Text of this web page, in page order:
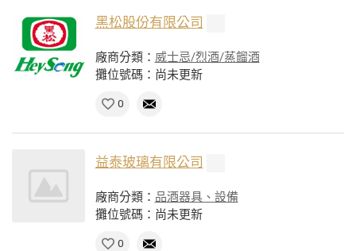
黑松股份有限公司
廠商分類： 威士忌/烈酒/蒸餾酒
攤位號碼：尚未更新
0
益泰玻璃有限公司
廠商分類： 品酒器具、設備
攤位號碼：尚未更新
0